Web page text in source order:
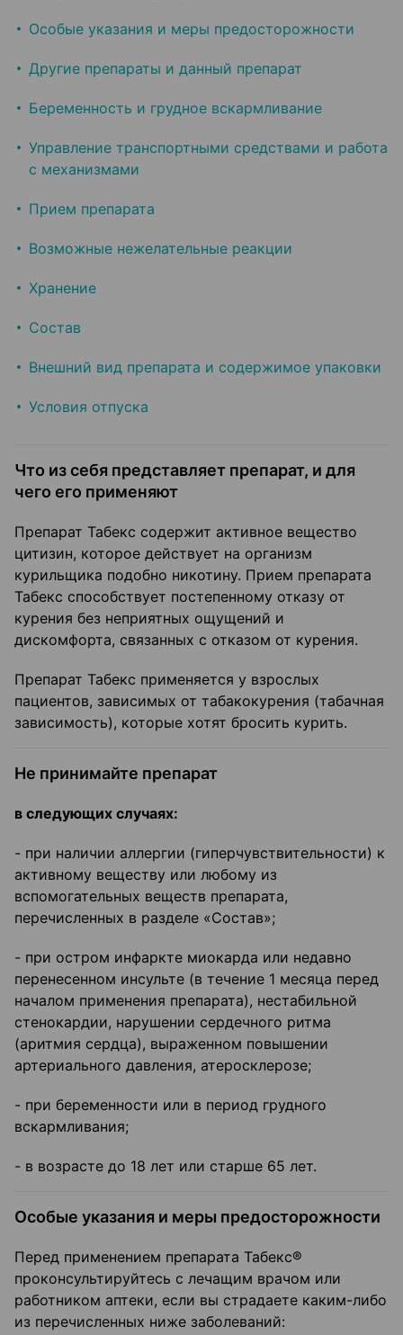
Особые указания и меры предосторожности
Другие препараты и данный препарат
Беременность и грудное вскармливание
Управление транспортными средствами и работа
с механизмами
Прием препарата
Возможные нежелательные реакции
Хранение
Состав
Внешний вид препарата и содержимое упаковки
Условия отпуска
Что из себя представляет препарат, и для
чего его применяют
Препарат Табекс содержит активное вещество
цитизин, которое действует на организм
курильщика подобно никотину. Прием препарата
Табекс способствует постепенному отказу от
курения без неприятных ощущений и
дискомфорта, связанных с отказом от курения.
Препарат Табекс применяется у взрослых
пациентов, зависимых от табакокурения (табачная
зависимость), которые хотят бросить курить.
Не принимайте препарат
в следующих случаях:
- при наличии аллергии (гиперчувствительности) к
активному веществу или любому из
вспомогательных веществ препарата,
перечисленных в разделе «Состав»;
- при остром инфаркте миокарда или недавно
перенесенном инсульте (в течение 1 месяца перед
началом применения препарата), нестабильной
стенокардии, нарушении сердечного ритма
(аритмия сердца), выраженном повышении
артериального давления, атеросклерозе;
- при беременности или в период грудного
вскармливания;
- в возрасте до 18 лет или старше 65 лет.
Особые указания и меры предосторожности
Перед применением препарата Табекс®
проконсультируйтесь с лечащим врачом или
работником аптеки, если вы страдаете каким-либо
из перечисленных ниже заболеваний: